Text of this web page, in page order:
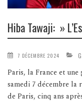
Hiba Tawaji: »
7 DÉCEMBRE 2024
Paris, la France et
samedi 7 décembre la
de Paris, cinq ans